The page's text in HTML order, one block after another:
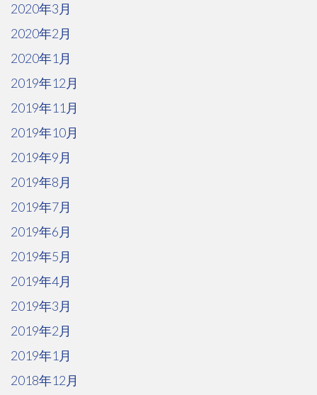
2020年3月
2020年2月
2020年1月
2019年12月
2019年11月
2019年10月
2019年9月
2019年8月
2019年7月
2019年6月
2019年5月
2019年4月
2019年3月
2019年2月
2019年1月
2018年12月